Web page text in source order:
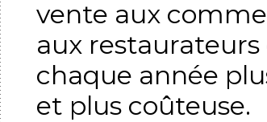
vente aux
aux
chaque année
et plus coûteuse.